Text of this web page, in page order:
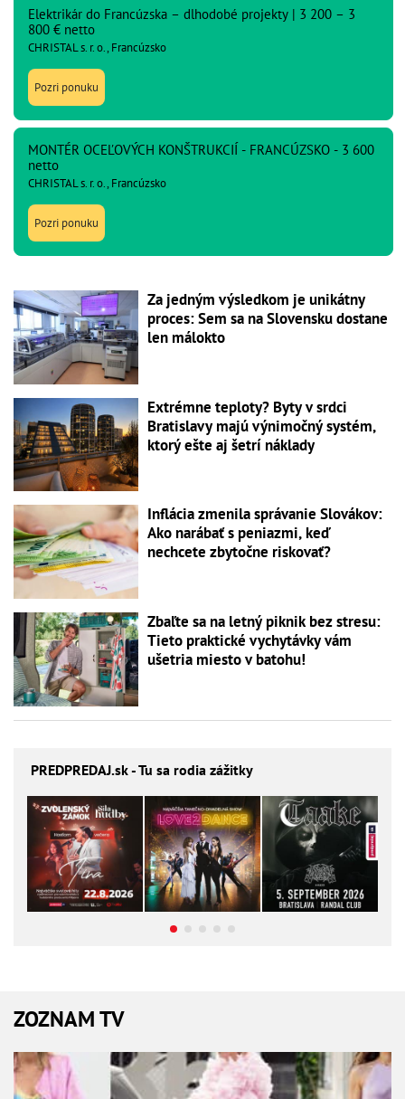
Elektrikár do Francúzska – dlhodobé projekty | 3 200 – 3
800 € netto
CHRISTAL s. r. o., Francúzsko
Pozri ponuku
MONTÉR OCEĽOVÝCH KONŠTRUKCIÍ - FRANCÚZSKO - 3 600
netto
CHRISTAL s. r. o., Francúzsko
Pozri ponuku
Za jedným výsledkom je unikátny
proces: Sem sa na Slovensku dostane
len málokto
Extrémne teploty? Byty v srdci
Bratislavy majú výnimočný systém,
ktorý ešte aj šetrí náklady
Inflácia zmenila správanie Slovákov:
Ako narábať s peniazmi, keď
nechcete zbytočne riskovať?
Zbaľte sa na letný piknik bez stresu:
Tieto praktické vychytávky vám
ušetria miesto v batohu!
PREDPREDAJ.sk - Tu sa rodia zážitky
ZOZNAM TV